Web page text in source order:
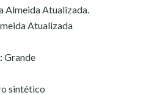
Almeida Atualizada.
Atualizada
Grande
sintético